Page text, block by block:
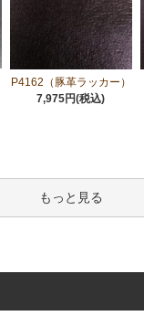
P4162（豚革ラッカー）
7,975円(税込)
もっと見る